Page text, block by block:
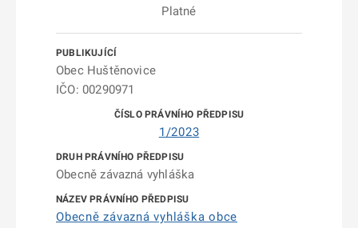
Platné
Obec Huštěnovice
IČO: 00290971
1/2023
Obecně závazná vyhláška
Obecně závazná vyhláška obce